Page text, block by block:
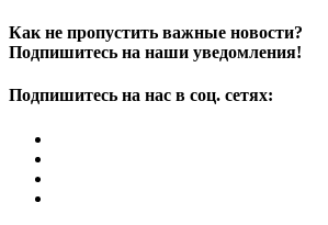
Как не пропустить важные новости?
Подпишитесь на наши уведомления!
Подпишитесь на нас в соц. сетях: